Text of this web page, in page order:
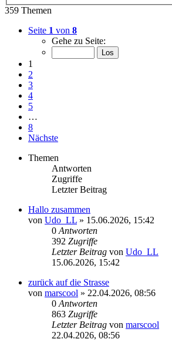
359 Themen
Seite 1 von 8
Gehe zu Seite:
1
2
3
4
5
…
8
Nächste
Themen
Antworten
Zugriffe
Letzter Beitrag
Hallo zusammen
von Udo_LL » 15.06.2026, 15:42
0 Antworten
392 Zugriffe
Letzter Beitrag von Udo_LL
15.06.2026, 15:42
zurück auf die Strasse
von marscool » 22.04.2026, 08:56
0 Antworten
863 Zugriffe
Letzter Beitrag von marscool
22.04.2026, 08:56